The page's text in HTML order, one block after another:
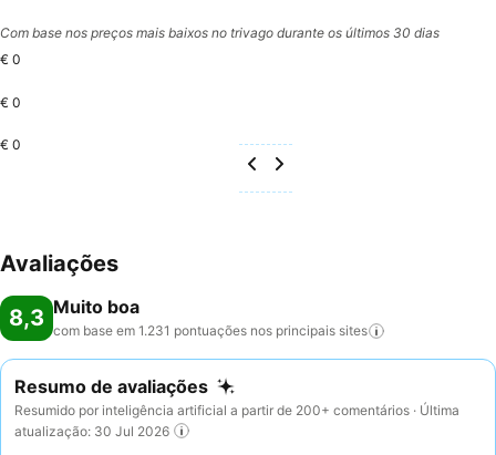
Com base nos preços mais baixos no trivago durante os últimos 30 dias
€ 0
€ 0
€ 0
Avaliações
8,3 Muito boa
com base em 1.231 pontuações nos principais sites
Resumo de avaliações
Resumido por inteligência artificial a partir de 200+ comentários · Última
atualização: 30 Jul 2026